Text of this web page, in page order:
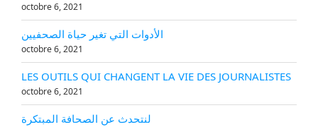
octobre 6, 2021
الأدوات التي تغير حياة الصحفيين
octobre 6, 2021
LES OUTILS QUI CHANGENT LA VIE DES JOURNALISTES
octobre 6, 2021
لنتحدث عن الصحافة المبتكرة